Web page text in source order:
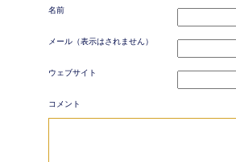
名前
メール（表示はされません）
ウェブサイト
コメント